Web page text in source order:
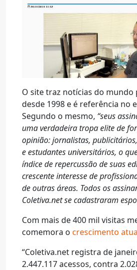
O site traz notícias do mundo
desde 1998 e é referência no
Segundo o mesmo, “seus
uma verdadeira tropa elite de
opinião: jornalistas,
e estudantes universitários, o
índice de repercussão de suas
crescente interesse de
de outras áreas. Todos os
Coletiva.net se cadastraram
Com mais de 400 mil visitas
comemora o crescimento
“Coletiva.net registra de
2.447.117 acessos, contra